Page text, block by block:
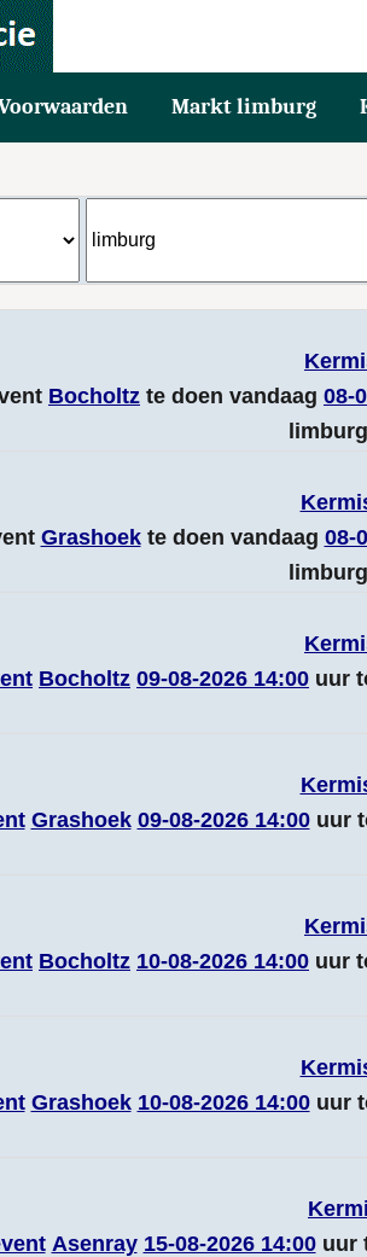
Markt limburg
Bocholtz te doen vandaag 08-
Grashoekte doen vandaag 08-
Bocholtz 09-08-2026 14:00 uur
Grashoek 09-08-2026 14:00uur
Bocholtz 10-08-2026 14:00 uur
Grashoek 10-08-2026 14:00uur
Asenray 15-08-2026 14:00uur